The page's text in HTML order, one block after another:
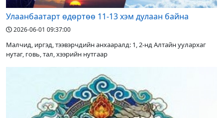
Улаанбаатарт өдөртөө 11-13 хэм дулаан байна
2026-06-01 09:37:00
Малчид, иргэд, тээвэрчдийн анхааралд: 1, 2-нд Алтайн уулархаг
нутаг, говь, тал, хээрийн нутгаар